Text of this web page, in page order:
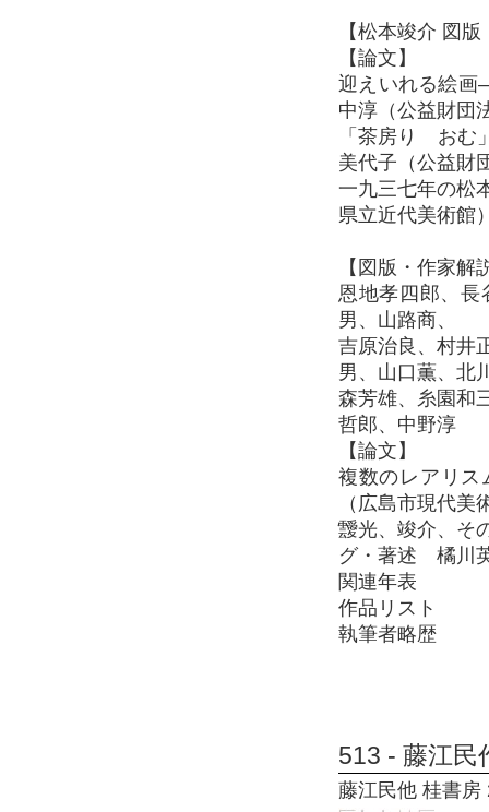
【松本竣介 図
【論文】
迎えいれる絵
中淳（公益財団
「茶房りゝお
美代子（公益財
一九三七年の
県立近代美術館
【図版・作家解
恩地孝四郎、長
男、山路商、
吉原治良、村井
男、山口薫、北
森芳雄、糸園和
哲郎、中野淳
【論文】
複数のレアリ
（広島市現代美
靉光、竣介、そ
グ・著述 橘川
関連年表
作品リスト
執筆者略歴
513 - 藤江民
藤江民他 桂書